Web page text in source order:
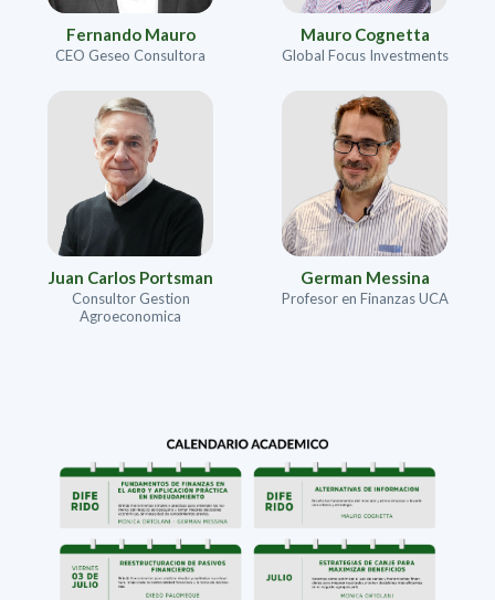
Fernando Mauro
CEO Geseo Consultora
Mauro Cognetta
Global Focus Investments
Juan Carlos Portsman
Consultor Gestion
Agroeconomica
German Messina
Profesor en Finanzas UCA